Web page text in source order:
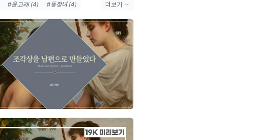
#윤고래 (4)
#동정녀 (4)
더보기